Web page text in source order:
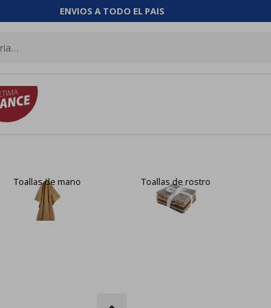
ENVIOS A TODO EL PAIS
Toallas de mano Toallas de rostro